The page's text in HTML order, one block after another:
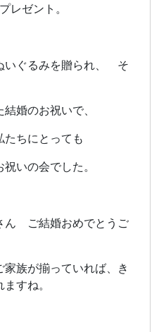
レゼント。
いぐるみを贈られ、 そ
婚のお祝いで、
たちにとっても
いの会でした。
ん ご結婚おめでとうご
族が揃っていれば、き
すね。